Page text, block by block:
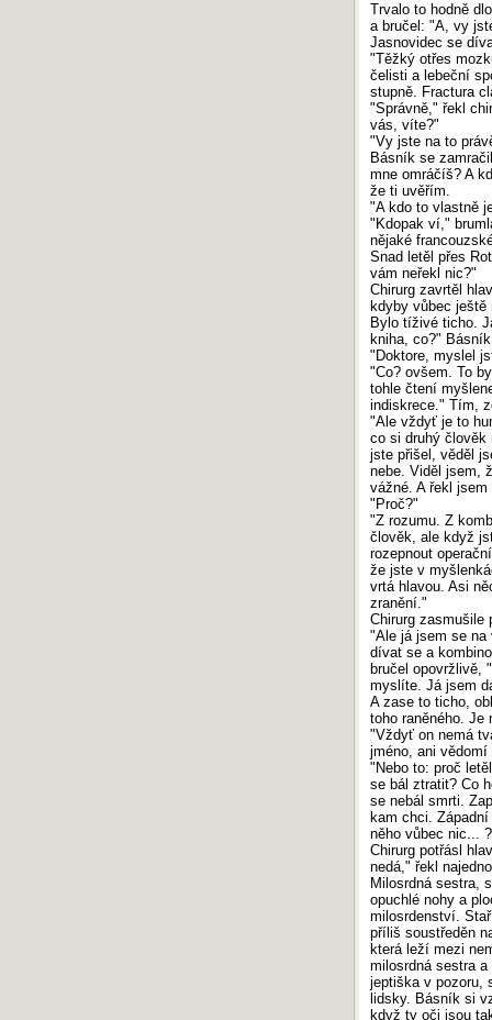
Trvalo to hodně
a bručel: "A, vy
Jasnovidec se
"Těžký otřes
čelisti a lebeční
stupně. Fractura
"Správně," řekl
vás, víte?"
"Vy jste na to
Básník se
mne omráčíš? A
že ti uvěřím.
"A kdo to vlastně
"Kdopak ví,"
nějaké
Snad letěl přes
vám neřekl nic?"
Chirurg zavrtěl
kdyby vůbec ještě
Bylo tíživé ticho.
kniha, co?"
"Doktore, myslel
"Co? ovšem. To
tohle čtení
indiskrece." Tím,
"Ale vždyť je to
co si druhý
jste přišel, věděl
nebe. Viděl jsem,
vážné. A řekl
"Proč?"
"Z rozumu. Z
člověk, ale když
rozepnout
že jste v
vrtá hlavou. Asi
zranění."
Chirurg zasmušile
"Ale já jsem se
dívat se a
bručel opovržlivě,
myslíte. Já jsem
A zase to ticho,
toho raněného. Je
"Vždyť on nemá
jméno, ani
"Nebo to: proč
se bál ztratit? Co
se nebál smrti.
kam chci.
něho vůbec nic...
Chirurg potřásl
nedá," řekl
Milosrdná sestra,
opuchlé nohy a
milosrdenství.
příliš soustředěn
která leží mezi
milosrdná sestra
jeptiška v pozoru,
lidsky. Básník si
když ty oči jsou